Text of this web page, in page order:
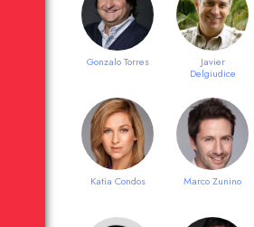
Gonzalo Torres
Javier
Delgiudice
Katia Condos Marco Zunino